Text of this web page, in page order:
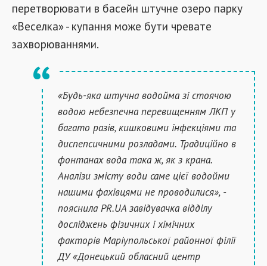
перетворювати в басейн штучне озеро парку
«Веселка» - купання може бути чревате
захворюваннями.
«Будь-яка штучна водойма зі стоячою
водою небезпечна перевищенням ЛКП у
багато разів, кишковими інфекціями та
диспепсичними розладами. Традиційно в
фонтанах вода така ж, як з крана.
Аналізи змісту води саме цієї водойми
нашими фахівцями не проводилися», -
пояснила PR.UA завідувачка відділу
досліджень фізичних і хімічних
факторів Маріупольської районної філії
ДУ «Донецький обласний центр